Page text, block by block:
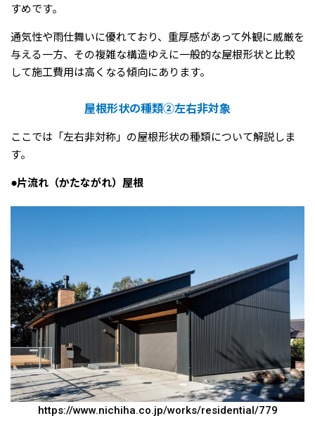
すめです。
通気性や雨仕舞いに優れており、重厚感があって外観に威厳を
与える一方、その複雑な構造ゆえに一般的な屋根形状と比較
して施工費用は高くなる傾向にあります。
屋根形状の種類②左右非対象
ここでは「左右非対称」の屋根形状の種類について解説しま
す。
●片流れ（かたながれ）屋根
https://www.nichiha.co.jp/works/residential/779